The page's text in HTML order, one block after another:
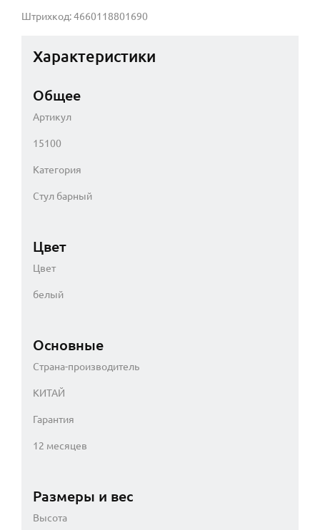
Штрихкод: 4660118801690
Характеристики
Общее
Артикул
15100
Категория
Стул барный
Цвет
Цвет
белый
Основные
Страна-производитель
КИТАЙ
Гарантия
12 месяцев
Размеры и вес
Высота